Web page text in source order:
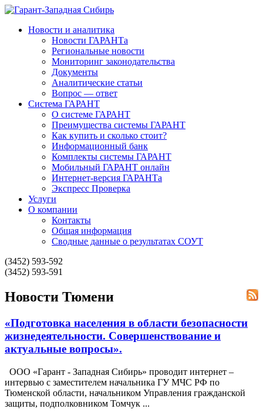
Новости и аналитика
Новости ГАРАНТа
Региональные новости
Мониторинг законодательства
Документы
Аналитические статьи
Вопрос — ответ
Система ГАРАНТ
О системе ГАРАНТ
Преимущества системы ГАРАНТ
Как купить и сколько стоит?
Информационный банк
Комплекты системы ГАРАНТ
Мобильный ГАРАНТ онлайн
Интернет-версия ГАРАНТа
Экспресс Проверка
Услуги
О компании
Контакты
Общая информация
Сводные данные о результатах СОУТ
(3452) 593-592
(3452) 593-591
Новости Тюмени
«Подготовка населения в области безопасности
жизнедеятельности. Совершенствование и
актуальные вопросы».
ООО «Гарант - Западная Сибирь» проводит интернет –
интервью с заместителем начальника ГУ МЧС РФ по
Тюменской области, начальником Управления гражданской
защиты, подполковником Томчук ...